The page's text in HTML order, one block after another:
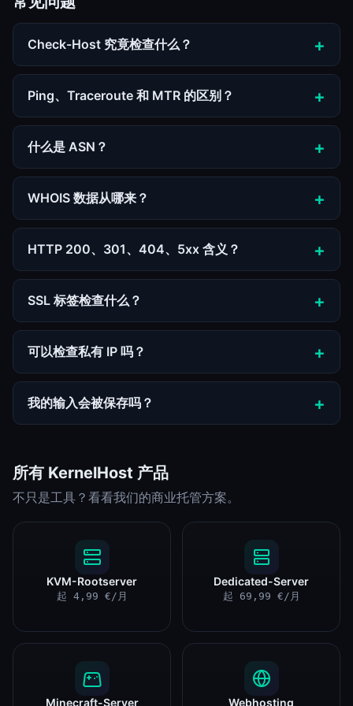
Check-Host 究竟检查什么？
Ping、Traceroute 和 MTR 的区别？
什么是 ASN？
WHOIS 数据从哪来？
HTTP 200、301、404、5xx 含义？
SSL 标签检查什么？
可以检查私有 IP 吗？
我的输入会被保存吗？
所有 KernelHost 产品
不只是工具？看看我们的商业托管方案。
KVM-Rootserver
起 4,99 €/月
Dedicated-Server
起 69,99 €/月
Minecraft-Server Webhosting